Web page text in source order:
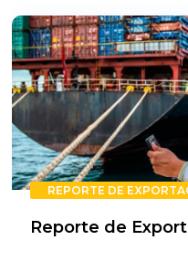
REPORTE DE
Reporte de